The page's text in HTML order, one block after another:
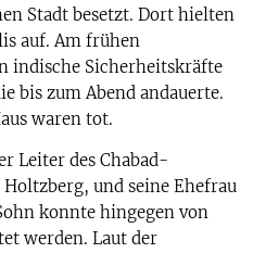
Stadt besetzt. Dort hielten
auf. Am frühen
indische Sicherheitskräfte
bis zum Abend andauerte.
waren tot.
Leiter des Chabad-
und seine Ehefrau
konnte hingegen von
werden. Laut der